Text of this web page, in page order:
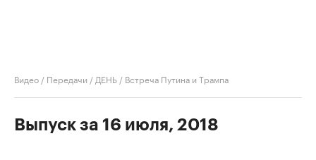
Видео / Передачи / ДЕНЬ / Встреча Путина и Трампа
Выпуск за 16 июля, 2018